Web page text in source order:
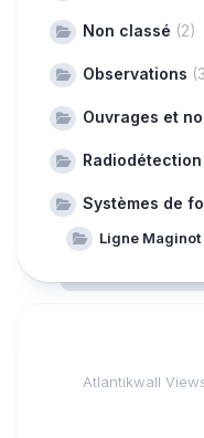
Non classé (2)
Observations
Ouvrages et
Radiodétection
Systèmes de
Ligne Maginot
Atlantikwall